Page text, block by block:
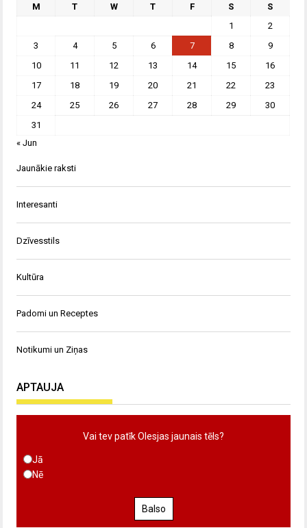
M T W T F S
S
1
2
3
4 5 6 7 8
9
10
11 12 13 14 15
16
17
18 19 20 21 22
23
24
25 26 27 28 29
30
31
« Jun
Jaunākie raksti
Interesanti
Dzīvesstils
Kultūra
Padomi un Receptes
Notikumi un Ziņas
APTAUJA
Vai tev patīk Olesjas jaunais tēls?
Jā
Nē
Balso